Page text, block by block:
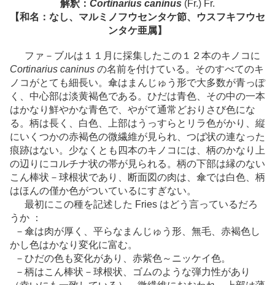
解釈： Cortinarius caninus (Fr.) Fr.
【和名：なし、マルミノフウセンタケ節、ウスフキフウセ
ンタケ亜属】
ファ－ブルは１１月に採集したこの１２本のキノコに
Cortinarius caninus の名前を付けている。そのすべてのキ
ノコがとても細長い。傘はまんじゅう形で大多数が青っぽ
く、中心部は淡黄褐色である。ひだは青色、その中の一本
はかなり鮮やかな青色で、やがて通常どおりさび色にな
る。柄は長く、白色、上部はうっすらとリラ色がかり、縦
にいくつかの赤褐色の微繊維が見られ、つば状の連なった
痕跡はない。少なくとも四本のキノコには、柄のかなり上
の辺りにコルチナ状の帯が見られる。柄の下部は縁のない
こん棒状－球根状であり、断面図の肉は、傘では白色、柄
はほんの僅か色がついているにすぎない。
最初にこの種を記述した Fries はどう言っているだろ
うか ：
－傘は肉が厚く、平らなまんじゅう形、無毛、赤褐色し
かし色はかなり変化に富む。
－ひだの色も変化があり、赤紫色～ニッケイ色。
－柄はこん棒状－球根状、ゴムのような弾力性があり